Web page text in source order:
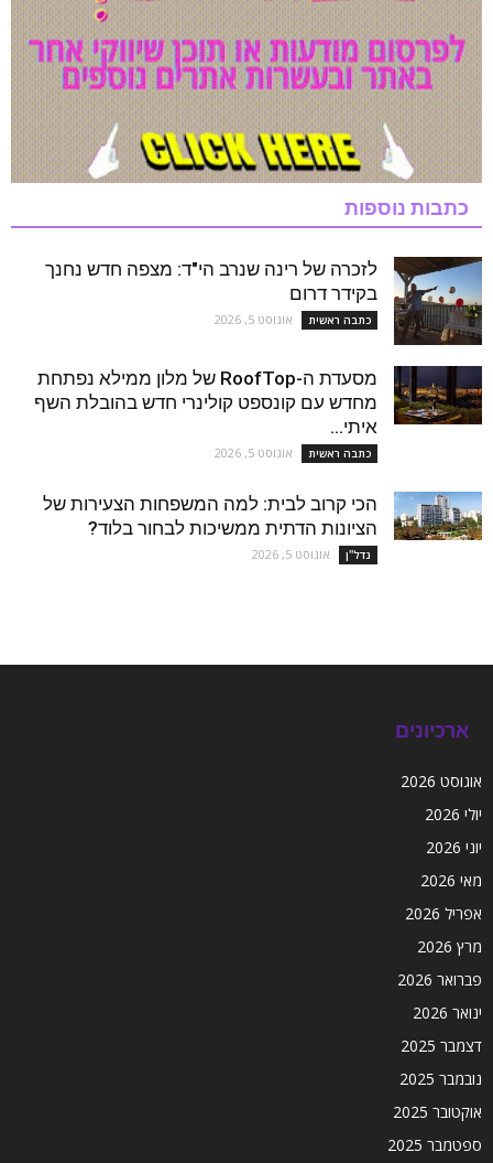
כתבות נוספות
לזכרה של רינה שנרב הי"ד: מצפה חדש נחנך
בקידר דרום
כתבה ראשית אוגוסט 5, 2026
מסעדת ה-RoofTop של מלון ממילא נפתחת
מחדש עם קונספט קולינרי חדש בהובלת השף
איתי...
כתבה ראשית אוגוסט 5, 2026
הכי קרוב לבית: למה המשפחות הצעירות של
הציונות הדתית ממשיכות לבחור בלוד?
נדל''ן אוגוסט 5, 2026
ארכיונים
אוגוסט 2026
יולי 2026
יוני 2026
מאי 2026
אפריל 2026
מרץ 2026
פברואר 2026
ינואר 2026
דצמבר 2025
נובמבר 2025
אוקטובר 2025
ספטמבר 2025